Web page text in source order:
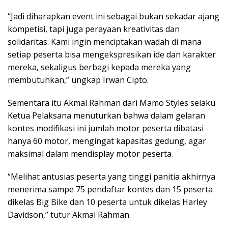
“Jadi diharapkan event ini sebagai bukan sekadar ajang
kompetisi, tapi juga perayaan kreativitas dan
solidaritas. Kami ingin menciptakan wadah di mana
setiap peserta bisa mengekspresikan ide dan karakter
mereka, sekaligus berbagi kepada mereka yang
membutuhkan,” ungkap Irwan Cipto.
Sementara itu Akmal Rahman dari Mamo Styles selaku
Ketua Pelaksana menuturkan bahwa dalam gelaran
kontes modifikasi ini jumlah motor peserta dibatasi
hanya 60 motor, mengingat kapasitas gedung, agar
maksimal dalam mendisplay motor peserta.
“Melihat antusias peserta yang tinggi panitia akhirnya
menerima sampe 75 pendaftar kontes dan 15 peserta
dikelas Big Bike dan 10 peserta untuk dikelas Harley
Davidson,” tutur Akmal Rahman.